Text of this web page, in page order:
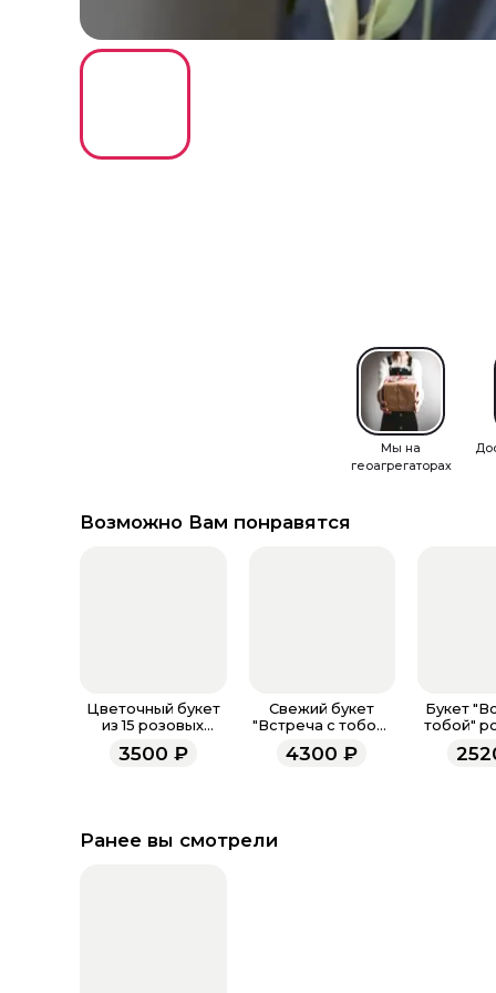
Мы на
геоагрегаторах
Возможно Вам понравятся
Цветочный букет
из 15 розовых
3500 ₽
Свежий букет
"Встреча с тобой"
4300 ₽
Букет
тобой"
Ранее вы смотрели